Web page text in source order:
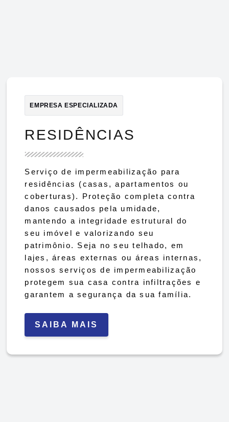
EMPRESA ESPECIALIZADA
RESIDÊNCIAS
Serviço de impermeabilização para
residências (casas, apartamentos ou
coberturas). Proteção completa contra
danos causados pela umidade,
mantendo a integridade estrutural do
seu imóvel e valorizando seu
patrimônio. Seja no seu telhado, em
lajes, áreas externas ou áreas internas,
nossos serviços de impermeabilização
protegem sua casa contra infiltrações e
garantem a segurança da sua família.
SAIBA MAIS